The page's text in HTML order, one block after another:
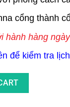
cổng thành
hành hàng
để kiểm tra
Dành Cho Gia